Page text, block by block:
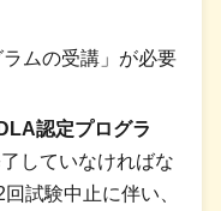
ムの受講」が必要
認定プログラ
していなければな
試験中止に伴い、